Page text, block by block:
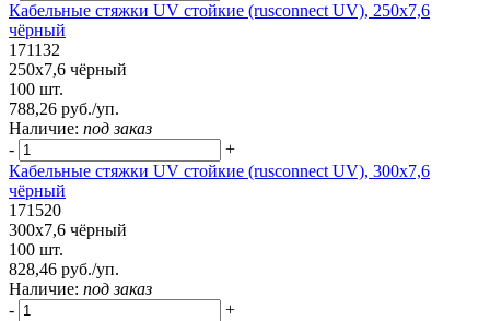
Кабельные стяжки UV стойкие (rusconnect UV), 250х7,6
чёрный
171132
250х7,6 чёрный
100 шт.
788,26 руб./уп.
Наличие: под заказ
-
+
Кабельные стяжки UV стойкие (rusconnect UV), 300х7,6
чёрный
171520
300х7,6 чёрный
100 шт.
828,46 руб./уп.
Наличие: под заказ
-
+